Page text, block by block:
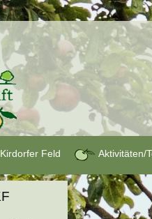
Kirdorfer Feld Aktivitäten/